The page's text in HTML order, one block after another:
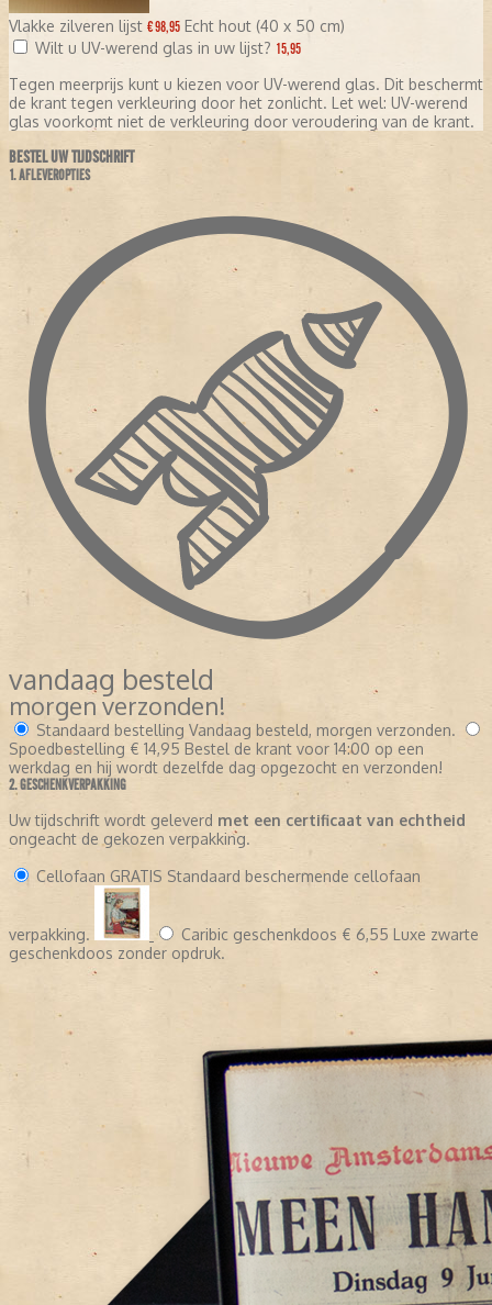
Vlakke zilveren lijst € 98,95 Echt hout (40 x 50 cm)
Wilt u UV-werend glas in uw lijst? 15,95
Tegen meerprijs kunt u kiezen voor UV-werend glas. Dit beschermt
de krant tegen verkleuring door het zonlicht. Let wel: UV-werend
glas voorkomt niet de verkleuring door veroudering van de krant.
BESTEL UW TIJDSCHRIFT
1. AFLEVEROPTIES
vandaag besteld
morgen verzonden!
Standaard bestelling Vandaag besteld, morgen verzonden.
Spoedbestelling € 14,95 Bestel de krant voor 14:00 op een
werkdag en hij wordt dezelfde dag opgezocht en verzonden!
2. GESCHENKVERPAKKING
Uw tijdschrift wordt geleverd met een certificaat van echtheid
ongeacht de gekozen verpakking.
Cellofaan GRATIS Standaard beschermende cellofaan
verpakking. Caribic geschenkdoos € 6,55 Luxe zwarte
geschenkdoos zonder opdruk.